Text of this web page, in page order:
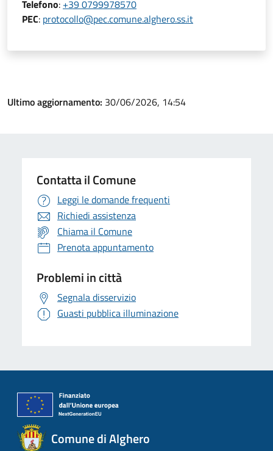
Telefono: +39 0799978570
PEC: protocollo@pec.comune.alghero.ss.it
Ultimo aggiornamento: 30/06/2026, 14:54
Contatta il Comune
Leggi le domande frequenti
Richiedi assistenza
Chiama il Comune
Prenota appuntamento
Problemi in città
Segnala disservizio
Guasti pubblica illuminazione
Comune di Alghero